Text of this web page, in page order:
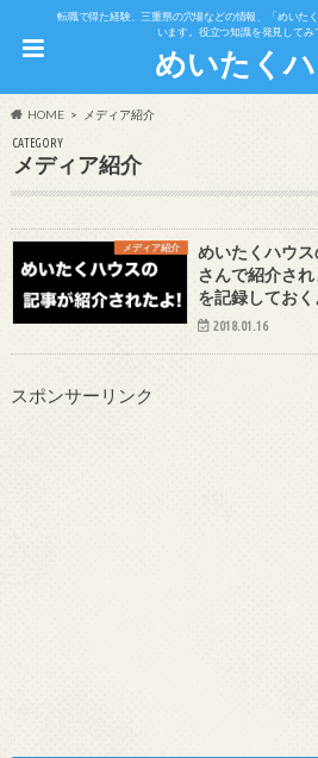
転職で得た経験、三重県の穴場などの情報、「めいた
います。役立つ知識を発見してみ
めいたく
HOME メディア紹介
CATEGORY
メディア紹介
メディア紹介
めいたくハウス
さんで紹介さ
を記録してお
2018.01.16
スポンサーリンク